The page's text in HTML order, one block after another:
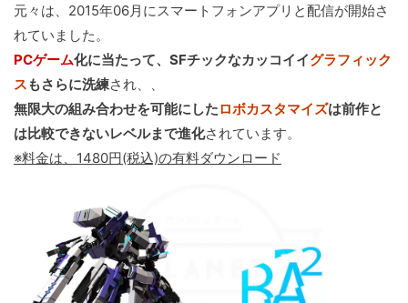
元々は、2015年06月にスマートフォンアプリと配信が開始さ
れていました。
PCゲーム化に当たって、SFチックなカッコイイグラフィック
スもさらに洗練され、、
無限大の組み合わせを可能にしたロボカスタマイズは前作と
は比較できないレベルまで進化されています。
※料金は、1480円(税込)の有料ダウンロード